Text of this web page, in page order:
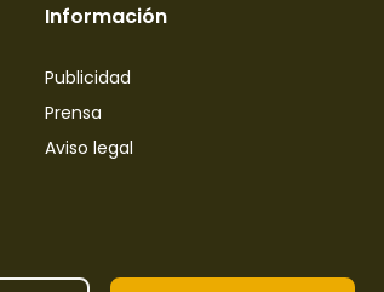
Información
Publicidad
Prensa
Aviso legal